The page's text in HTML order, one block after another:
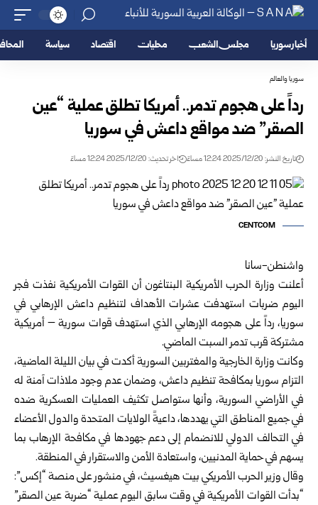
أخبار سوريا مجلس الشعب محليات اقتصاد سياسة
سوريا والعالم
رداً على هجوم تدمر.. أمريكا تطلق عملية “عين
الصقر” ضد مواقع داعش في سوريا
تاريخ النشر: 2025/12/20 12:24 مساءً اخر تحديث: 2025/12/20 12:24 مساءً
CENTCOM
واشنطن-سانا
أعلنت وزارة الحرب الأمريكية البنتاغون أن القوات الأمريكية نفذت فجر
اليوم ضربات استهدفت عشرات الأهداف لتنظيم داعش الإرهابي في
سوريا، رداً على هجومه الإرهابي الذي استهدف قوات سورية – أمريكية
مشتركة قرب تدمر السبت الماضي.
وكانت وزارة الخارجية والمغتربين السورية أكدت في بيان الليلة الماضية،
التزام سوريا بمكافحة تنظيم داعش، وضمان عدم وجود ملاذات آمنة له
في الأراضي السورية، وأنها ستواصل تكثيف العمليات العسكرية ضده
في جميع المناطق التي يهددها، داعيةً الولايات المتحدة والدول الأعضاء
في التحالف الدولي للانضمام إلى دعم جهودها في مكافحة الإرهاب بما
يسهم في حماية المدنيين، واستعادة الأمن والاستقرار في المنطقة.
وقال وزير الحرب الأمريكي بيت هيغسيث، في منشور على منصة “إكس”:
“بدأت القوات الأمريكية في وقت سابق اليوم عملية “ضربة عين الصقر”